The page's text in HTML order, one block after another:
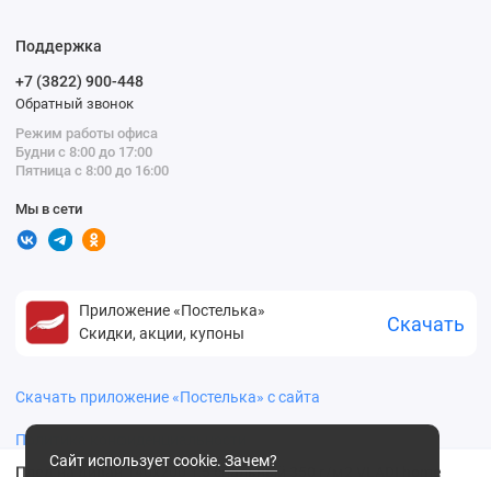
Плед на диван 140х200 1,5 спальный 350 г/м2 VLADI home
Сайт использует cookie. Зачем?
Поддержка
+7 (3822) 900-448
Обратный звонок
Режим работы офиса
Будни с 8:00 до 17:00
Пятница с 8:00 до 16:00
Мы в сети
Приложение «Постелька»
Скидки, акции, купоны
Скачать
Скачать приложение «Постелька» с сайта
Политика конфиденциальности